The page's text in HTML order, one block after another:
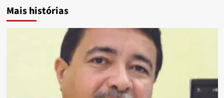
Mais histórias